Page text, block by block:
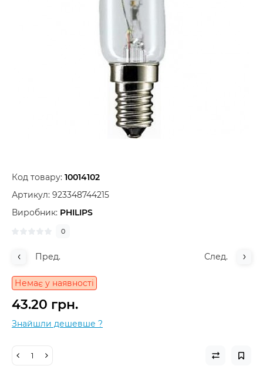
Код товару: 10014102
Артикул: 923348744215
Виробник: PHILIPS
0
Пред. След.
Немає у наявності
43.20 грн.
Знайшли дешевше ?